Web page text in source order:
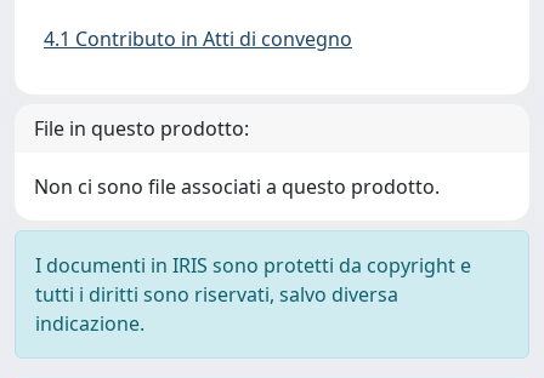
4.1 Contributo in Atti di convegno
File in questo prodotto:
Non ci sono file associati a questo prodotto.
I documenti in IRIS sono protetti da copyright e
tutti i diritti sono riservati, salvo diversa
indicazione.